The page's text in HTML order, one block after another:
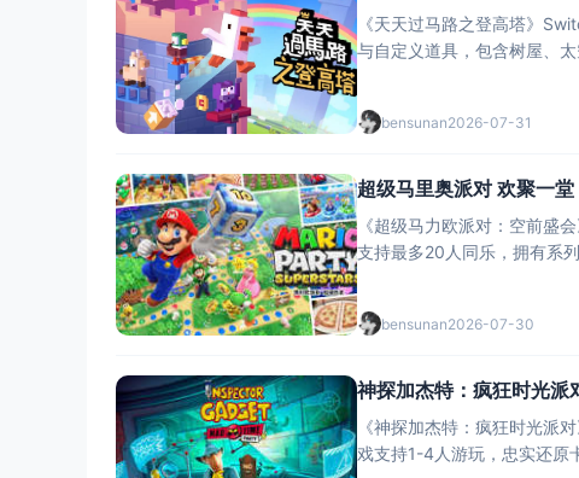
《天天过马路之登高塔》
与自定义道具，包含树屋、
bensunan2026-07-31
超级马里奥派对 欢聚一堂
《超级马力欧派对：空前盛
支持最多20人同乐，拥有系
bensunan2026-07-30
神探加杰特：疯狂时光派
《神探加杰特：疯狂时光派
戏支持1-4人游玩，忠实还原